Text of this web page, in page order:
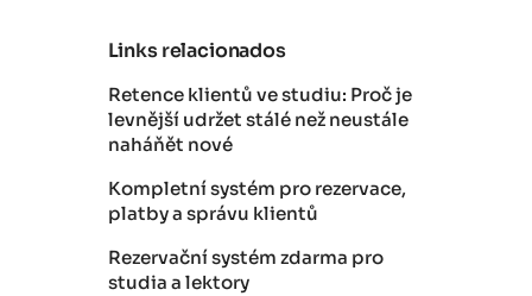
Links relacionados
Retence klientů ve studiu: Proč je
levnější udržet stálé než neustále
naháňět nové
Kompletní systém pro rezervace,
platby a správu klientů
Rezervační systém zdarma pro
studia a lektory